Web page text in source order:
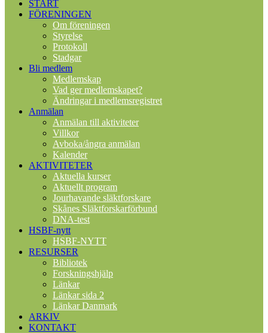
START
FÖRENINGEN
Om föreningen
Styrelse
Protokoll
Stadgar
Bli medlem
Medlemskap
Vad ger medlemskapet?
Ändringar i medlemsregistret
Anmälan
Anmälan till aktiviteter
Villkor
Avboka/ångra anmälan
Kalender
AKTIVITETER
Aktuella kurser
Aktuellt program
Jourhavande släktforskare
Skånes Släktforskarförbund
DNA-test
HSBF-nytt
HSBF-NYTT
RESURSER
Bibliotek
Forskningshjälp
Länkar
Länkar sida 2
Länkar Danmark
ARKIV
KONTAKT